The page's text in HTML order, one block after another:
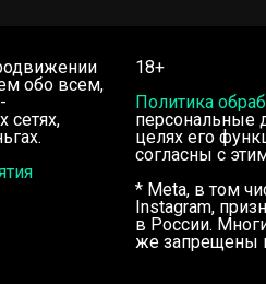
обо всем,
сетях,
18+
Политика
персональные
целях его
согласны с
* Meta, в том
Instagram,
в России.
же запрещены